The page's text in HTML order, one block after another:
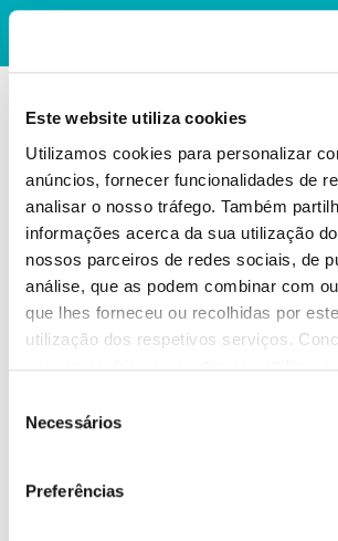
Este website utiliza cookies
Utilizamos cookies para personalizar
anúncios, fornecer funcionalidades de
analisar o nosso tráfego. Também
informações acerca da sua utilização
nossos parceiros de redes sociais, de
análise, que as podem combinar com
que lhes forneceu ou recolhidas por
utilização dos respetivos serviços.
Necessários
Preferências